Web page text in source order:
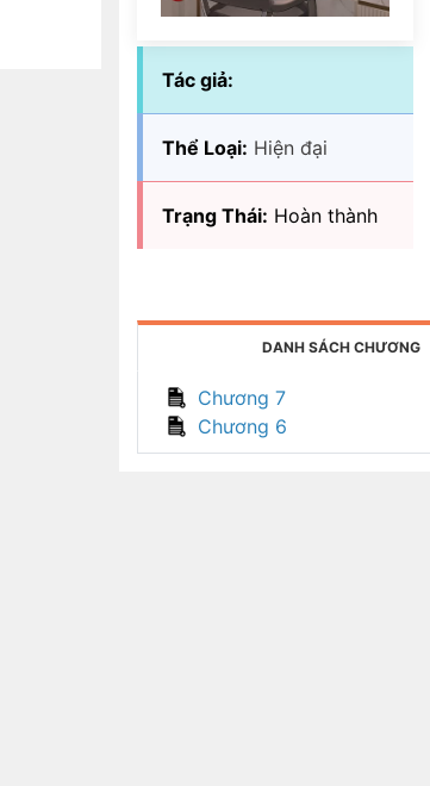
Tác giả:
Thể Loại: Hiện đại
Trạng Thái: Hoàn thành
DANH SÁCH CHƯƠNG
Chương 7
Chương 6